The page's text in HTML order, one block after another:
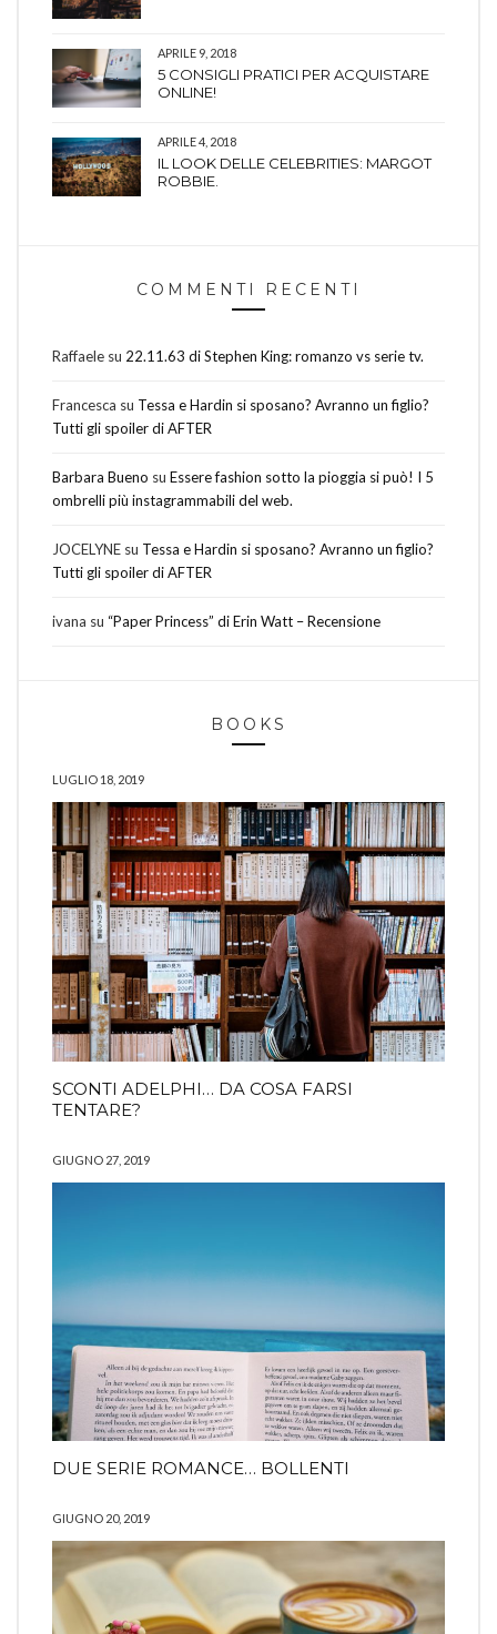
APRILE 9, 2018
5 CONSIGLI PRATICI PER ACQUISTARE
ONLINE!
APRILE 4, 2018
IL LOOK DELLE CELEBRITIES: MARGOT
ROBBIE.
COMMENTI RECENTI
Raffaele su 22.11.63 di Stephen King: romanzo vs serie tv.
Francesca su Tessa e Hardin si sposano? Avranno un figlio?
Tutti gli spoiler di AFTER
Barbara Bueno su Essere fashion sotto la pioggia si può! I 5
ombrelli più instagrammabili del web.
JOCELYNE su Tessa e Hardin si sposano? Avranno un figlio?
Tutti gli spoiler di AFTER
ivana su “Paper Princess” di Erin Watt – Recensione
BOOKS
LUGLIO 18, 2019
SCONTI ADELPHI… DA COSA FARSI
TENTARE?
GIUGNO 27, 2019
DUE SERIE ROMANCE… BOLLENTI
GIUGNO 20, 2019